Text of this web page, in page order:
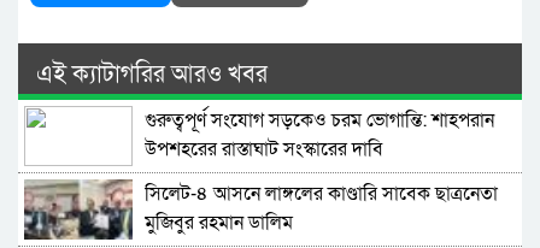
এই ক্যাটাগরির আরও খবর
গুরুত্বপূর্ণ সংযোগ সড়কেও চরম ভোগান্তি: শাহপরান
উপশহরের রাস্তাঘাট সংস্কারের দাবি
সিলেট-৪ আসনে লাঙ্গলের কাণ্ডারি সাবেক ছাত্রনেতা
মুজিবুর রহমান ডালিম